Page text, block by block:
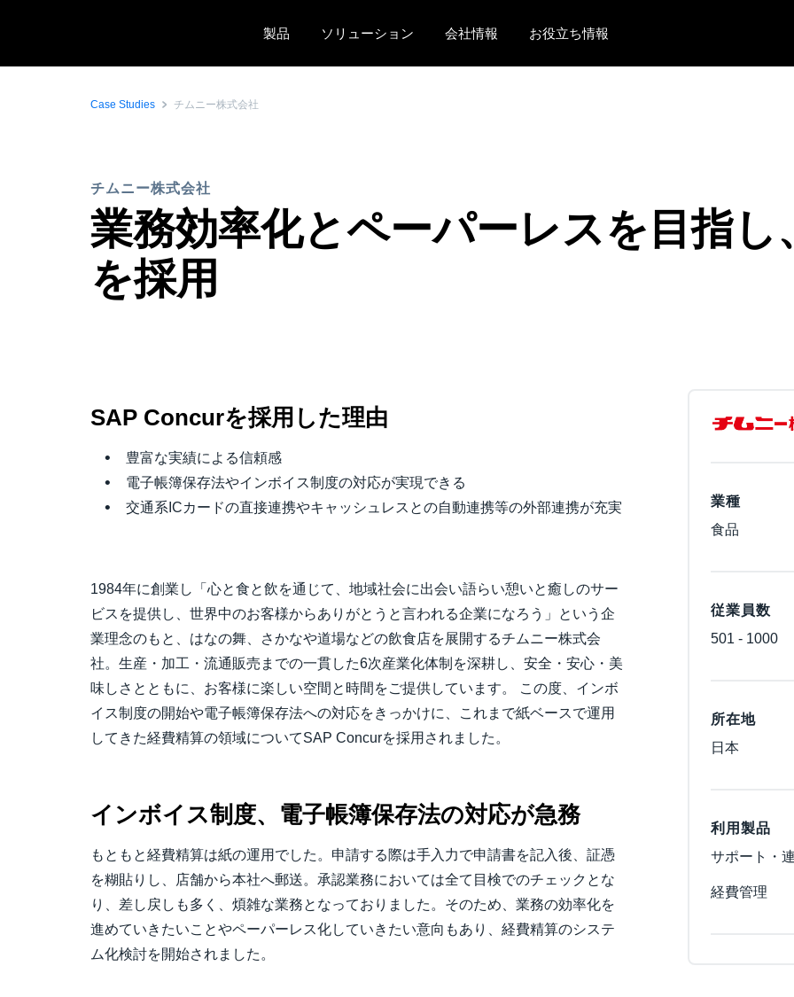
製品
ソリューション 会社情報 お役立ち情報
México (Español) Italia (Italiano)
Belgium (English)
Case Studies チムニー株式会社
チムニー株式会社
業務効率化とペーパーレスを目指
を採用
SAP Concurを採用した理由
豊富な実績による信頼感
電子帳簿保存法やインボイス制度の対応が実現できる
交通系ICカードの直接連携やキャッシュレスとの自動連携等の外部連携が充実
1984年に創業し「心と食と飲を通じて、地域社会に出会い語らい憩いと癒しのサー
ビスを提供し、世界中のお客様からありがとうと言われる企業になろう」という企
業理念のもと、はなの舞、さかなや道場などの飲食店を展開するチムニー株式会
社。生産・加工・流通販売までの一貫した6次産業化体制を深耕し、安全・安心・美
味しさとともに、お客様に楽しい空間と時間をご提供しています。 この度、インボ
イス制度の開始や電子帳簿保存法への対応をきっかけに、これまで紙ベースで運用
してきた経費精算の領域についてSAP Concurを採用されました。
インボイス制度、電子帳簿保存法の対応が急務
もともと経費精算は紙の運用でした。申請する際は手入力で申請書を記入後、証憑
を糊貼りし、店舗から本社へ郵送。承認業務においては全て目検でのチェックとな
り、差し戻しも多く、煩雑な業務となっておりました。そのため、業務の効率化を
進めていきたいことやペーパーレス化していきたい意向もあり、経費精算のシステ
ム化検討を開始されました。
業種
食品
従業員数
501 - 1000
所在地
日本
利用製品
サポート・
経費管理